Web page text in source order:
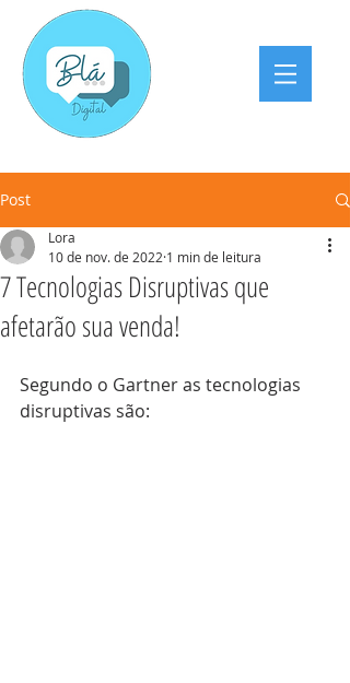
Post
7 Tecnologias Disruptivas que
afetarão sua venda!
Lora
10 de nov. de 2022 1 min de leitura
Segundo o Gartner as tecnologias
disruptivas são: